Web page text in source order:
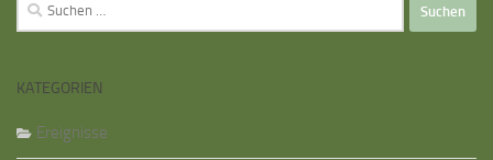
nach:
KATEGORIEN
Ereignisse